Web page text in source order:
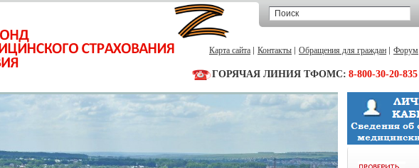
Карта сайта Контакты Обращения для граждан Форум
ГОРЯЧАЯ ЛИНИЯ ТФОМС: 8-800-30-20-835